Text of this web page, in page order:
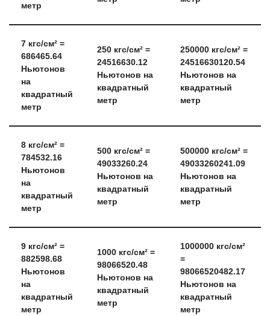
метр
7 кгс/см² =
686465.64
Ньютонов
на
квадратный
метр
250 кгс/см² =
24516630.12
Ньютонов на
квадратный
метр
250000 кгс/см² =
24516630120.54
Ньютонов на
квадратный
метр
8 кгс/см² =
784532.16
Ньютонов
на
квадратный
метр
500 кгс/см² =
49033260.24
Ньютонов на
квадратный
метр
500000 кгс/см² =
49033260241.09
Ньютонов на
квадратный
метр
9 кгс/см² =
882598.68
Ньютонов
на
квадратный
метр
1000 кгс/см² =
98066520.48
Ньютонов на
квадратный
метр
1000000 кгс/см²
=
98066520482.17
Ньютонов на
квадратный
метр